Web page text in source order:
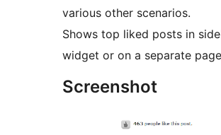
various other scenarios.
Shows top liked posts in
widget or on a separate
Screenshot